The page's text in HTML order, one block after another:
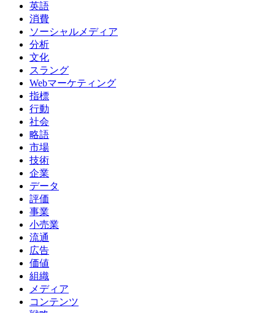
英語
消費
ソーシャルメディア
分析
文化
スラング
Webマーケティング
指標
行動
社会
略語
市場
技術
企業
データ
評価
事業
小売業
流通
広告
価値
組織
メディア
コンテンツ